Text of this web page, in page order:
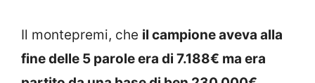
Il montepremi, che il campione aveva alla
fine delle 5 parole era di 7.188€ ma era